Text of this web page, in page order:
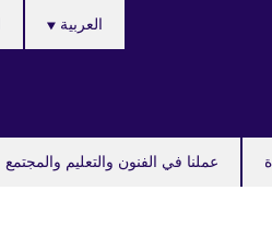
عملنا في الفنون والتعليم والمجتمع
العربية